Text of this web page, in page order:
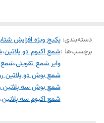
شمع بوش المان سه پلاتین
شمع بوش المان دو پلاتین
شمع اکیوم سه پلاتین
شمع اکیوم دو پلاتین
شمع انجیکا دو پلاتین
دسته‌بندی: پکیج ویژه افزایش
برچسب‌ها :شمع اکیوم دو پلاتین،
وایر شمع تقویتی،شمع
شمع بوش دو پلاتین
شمع بوش سه پلاتین
شمع اکیوم سه پلاتین،